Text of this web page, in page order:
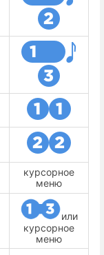
курсорное
меню
или
курсорное
меню